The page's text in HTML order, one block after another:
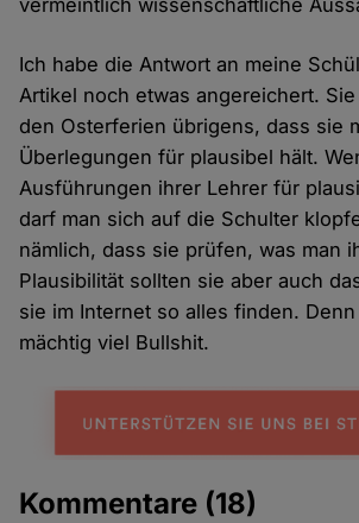
vermeintlich wissenschaftliche
Ich habe die Antwort an meine
Artikel noch etwas angereichert.
den Osterferien übrigens, dass sie
Überlegungen für plausibel hält.
Ausführungen ihrer Lehrer für
darf man sich auf die Schulter
nämlich, dass sie prüfen, was man
Plausibilität sollten sie aber auch
sie im Internet so alles finden.
mächtig viel Bullshit.
Kommentare (18)